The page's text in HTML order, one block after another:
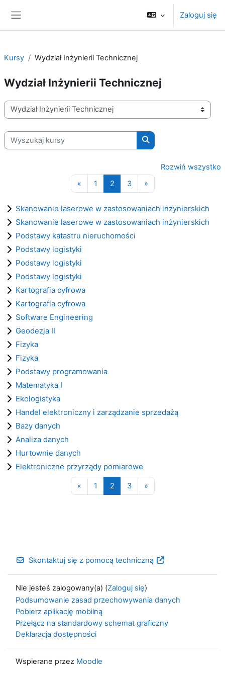
Zaloguj się
Kursy Wydział Inżynierii Technicznej
Wydział Inżynierii Technicznej
Kategorie kursów
Wyszukaj kursy
Wyszukaj kursy
Rozwiń wszystko
«Poprzednia strona
1 Strona 1
2Strona 2
3Strona 3
»Następna strona
Skanowanie laserowe w zastosowaniach inżynierskich
Skanowanie laserowe w zastosowaniach inżynierskich
Podstawy katastru nieruchomości
Podstawy logistyki
Podstawy logistyki
Podstawy logistyki
Kartografia cyfrowa
Kartografia cyfrowa
Software Engineering
Geodezja II
Fizyka
Fizyka
Podstawy programowania
Matematyka I
Ekologistyka
Handel elektroniczny i zarządzanie sprzedażą
Bazy danych
Analiza danych
Hurtownie danych
Elektroniczne przyrządy pomiarowe
«Poprzednia strona
1 Strona 1
2Strona 2
3Strona 3
»Następna strona
Skontaktuj się z pomocą techniczną
Nie jesteś zalogowany(a) (Zaloguj się)
Podsumowanie zasad przechowywania danych
Pobierz aplikację mobilną
Przełącz na standardowy schemat graficzny
Deklaracja dostępności
Wspierane przez Moodle